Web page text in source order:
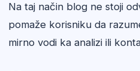
Na taj način blog ne stoji
pomaže korisniku da
mirno vodi ka analizi ili